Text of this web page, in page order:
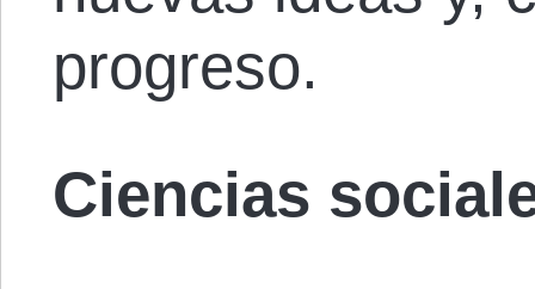
progreso.
Ciencias